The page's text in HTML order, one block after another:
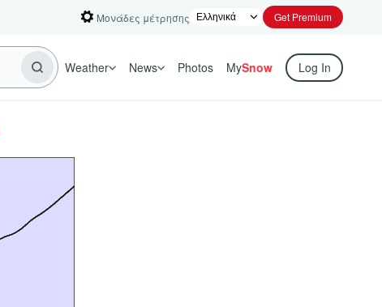
Μονάδες μέτρησης Get Premium
Weather News Photos MySnow Log In